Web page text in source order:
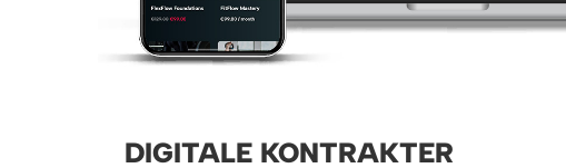
DIGITALE KONTRAKTER